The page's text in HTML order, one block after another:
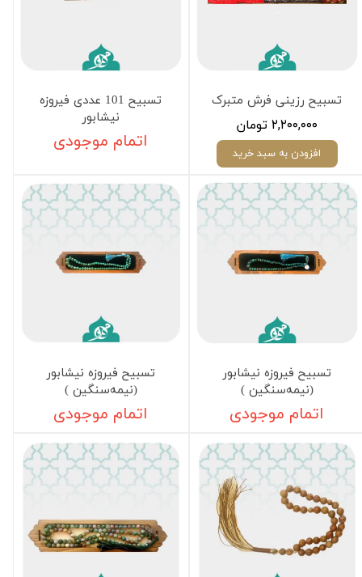
تسبیح رزینی فرش متبرک
۲,۲۰۰,۰۰۰ تومان
افزودن به سبد خرید
تسبیح 101 عددی فیروزه
نیشابور
اتمام موجودی
تسبیح فیروزه نیشابور
(نیمه‌سنگین )
اتمام موجودی
تسبیح فیروزه نیشابور
(نیمه‌سنگین )
اتمام موجودی